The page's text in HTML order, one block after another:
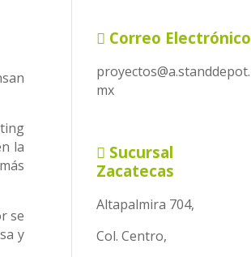
la
se
y
Correo Electrónico
proyectos@a.standdepot.
mx
Sucursal
Zacatecas
Altapalmira 704,
Col. Centro,